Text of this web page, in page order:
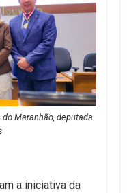
Maranhão, deputada
a iniciativa da